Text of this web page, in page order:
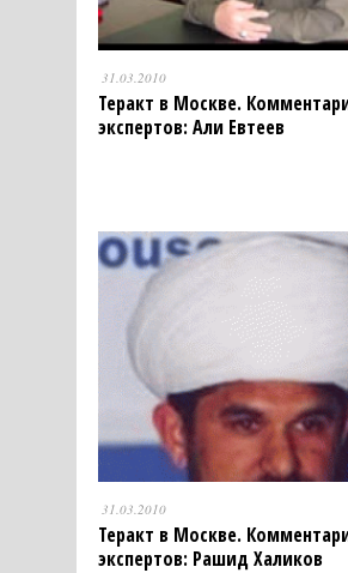
31.03.2010
Теракт в Москве.
экспертов: Али Евтеев
31.03.2010
Теракт в Москве.
экспертов: Рашид Халиков